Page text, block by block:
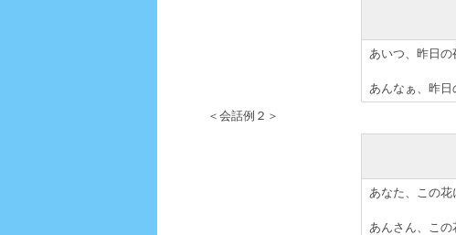
あいつ、昨日の
あんなぁ、昨
＜会話例２＞
あなた、この
あんさん、この